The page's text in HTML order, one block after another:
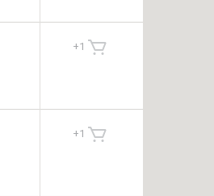
+1
+1